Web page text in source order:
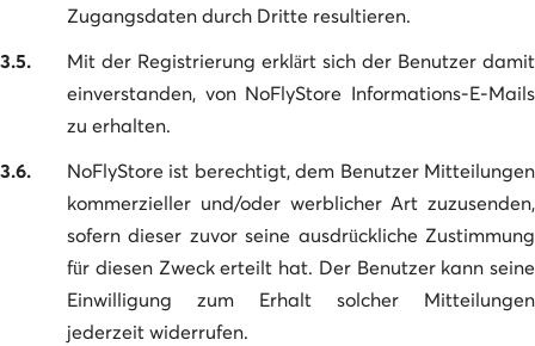
Zugangsdaten durch Dritte resultieren.
3.5.
Mit der Registrierung erklärt sich der Benutzer damit
einverstanden, von NoFlyStore Informations-E-Mails
zu erhalten.
3.6.
NoFlyStore ist berechtigt, dem Benutzer Mitteilungen
kommerzieller und/oder werblicher Art zuzusenden,
sofern dieser zuvor seine ausdrückliche Zustimmung
für diesen Zweck erteilt hat. Der Benutzer kann seine
Einwilligung zum Erhalt solcher Mitteilungen
jederzeit widerrufen.